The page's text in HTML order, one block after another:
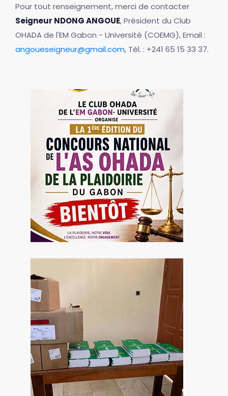
Pour tout renseignement, merci de contacter
Seigneur NDONG ANGOUE, Président du Club
OHADA de l'EM Gabon - Université (COEMG), Email :
angoueseigneur@gmail.com, Tél. : +241 65 15 33 37.